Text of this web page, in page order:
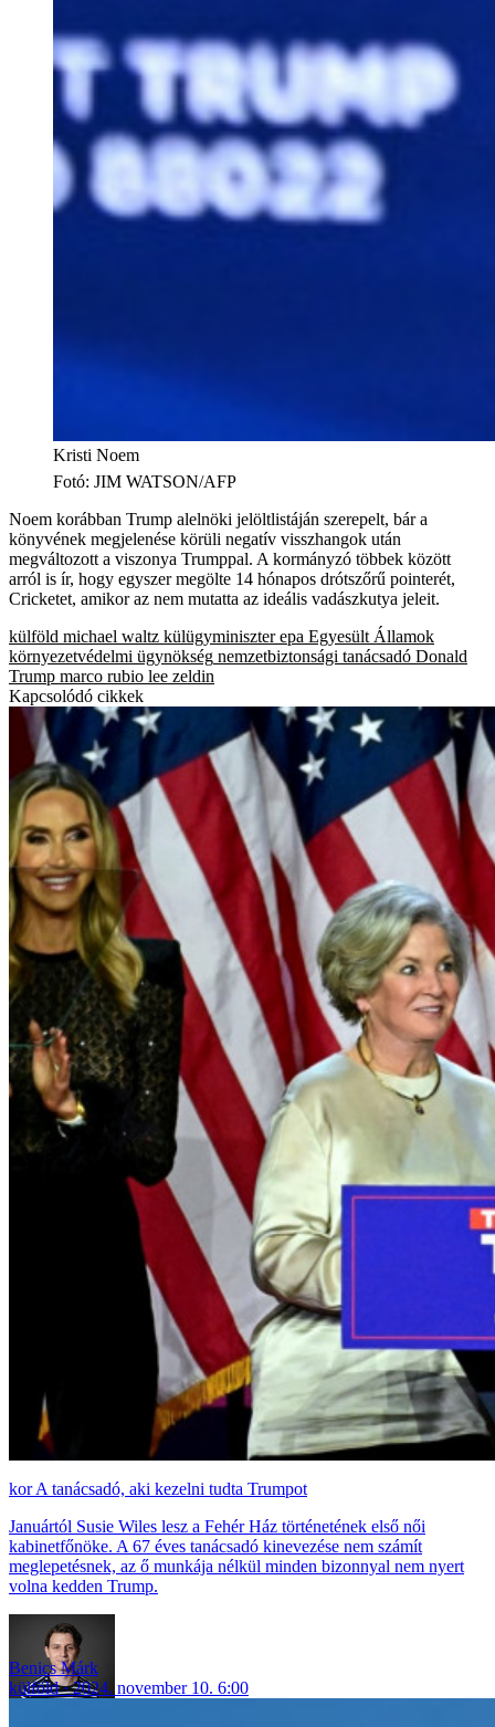
Kristi Noem
Fotó: JIM WATSON/AFP
Noem korábban Trump alelnöki jelöltlistáján szerepelt, bár a
könyvének megjelenése körüli negatív visszhangok után
megváltozott a viszonya Trumppal. A kormányzó többek között
arról is ír, hogy egyszer megölte 14 hónapos drótszőrű pointerét,
Cricketet, amikor az nem mutatta az ideális vadászkutya jeleit.
külföld michael waltz külügyminiszter epa Egyesült Államok
környezetvédelmi ügynökség nemzetbiztonsági tanácsadó Donald
Trump marco rubio lee zeldin
Kapcsolódó cikkek
A tanácsadó, aki kezelni tudta Trumpot
Januártól Susie Wiles lesz a Fehér Ház történetének első női
kabinetfőnöke. A 67 éves tanácsadó kinevezése nem számít
meglepetésnek, az ő munkája nélkül minden bizonnyal nem nyert
volna kedden Trump.
Benics Márk
külföld
2024. november 10. 6:00